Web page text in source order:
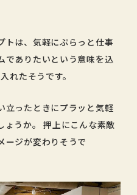
トは、気軽にぷらっと仕事
でありたいという意味を込
れたそうです。
立ったときにプラッと気軽
ょうか。 押上にこんな素敵
ージが変わりそうで